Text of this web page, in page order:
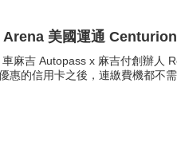
美國運通
麻吉 Autopass x 麻吉付創辦人
惠的信用卡之後，連繳費機都不